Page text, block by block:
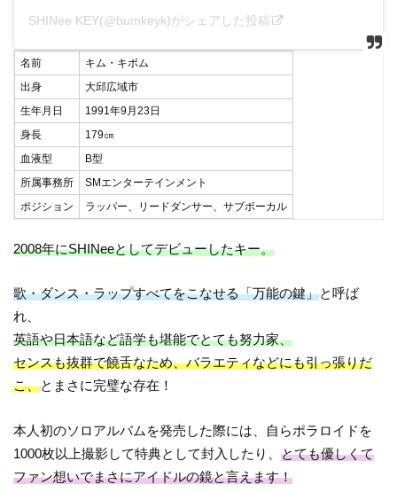
SHINee KEY(@bumkeyk)がシェアした投稿
名前
キム・キボム
出身
大邱広域市
生年月日
1991年9月23日
身長
179㎝
血液型
B型
所属事務所
SMエンターテインメント
ポジション
ラッパー、リードダンサー、サブボーカル
2008年にSHINeeとしてデビューしたキー。
歌・ダンス・ラップすべてをこなせる「万能の鍵」と呼ば
れ、
英語や日本語など語学も堪能でとても努力家、
センスも抜群で饒舌なため、バラエティなどにも引っ張りだ
こ、とまさに完璧な存在！
本人初のソロアルバムを発売した際には、自らポラロイドを
1000枚以上撮影して特典として封入したり、とても優しくて
ファン想いでまさにアイドルの鏡と言えます！